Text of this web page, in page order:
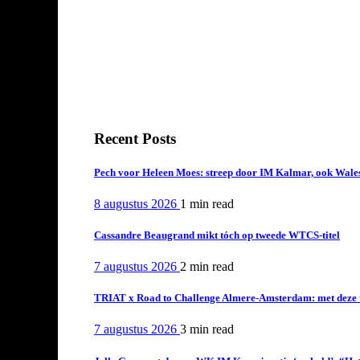
Recent Posts
Pech voor Heleen Moes: streep door IM Kalmar, ook
8 augustus 2026 1 min read
Cassandre Beaugrand mikt tóch op tweede WTCS-titel
7 augustus 2026 2 min read
TRIAT x Road to Challenge Almere-Amsterdam: met deze
7 augustus 2026 3 min read